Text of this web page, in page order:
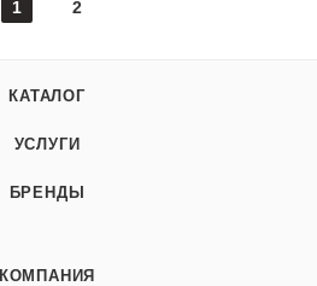
1 2
КАТАЛОГ
УСЛУГИ
БРЕНДЫ
КОМПАНИЯ